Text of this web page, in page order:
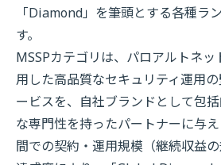
「Diamond」を筆頭とする各種ラ
す。
MSSPカテゴリは、パロアルトネ
用した高品質なセキュリティ運用
ービスを、自社ブランドとして包
な専門性を持ったパートナーに与
間での契約・運用規模（継続収益